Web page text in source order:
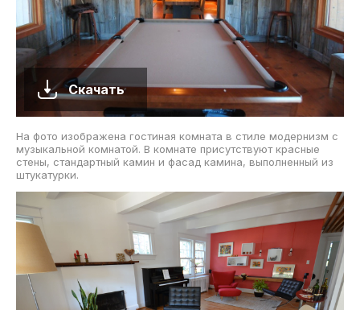
Скачать
На фото изображена гостиная комната в стиле модернизм с
музыкальной комнатой. В комнате присутствуют красные
стены, стандартный камин и фасад камина, выполненный из
штукатурки.